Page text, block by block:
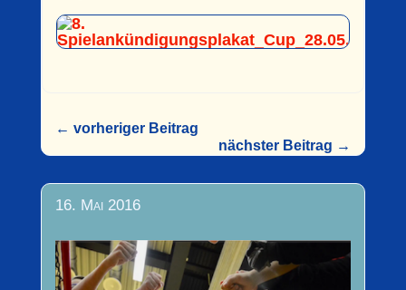
← vorheriger Beitrag
nächster Beitrag →
16. Mai 2016